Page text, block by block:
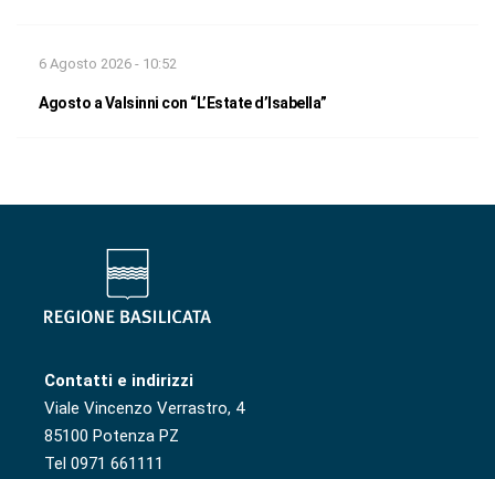
6 Agosto 2026 - 10:52
Agosto a Valsinni con “L’Estate d’Isabella”
Contatti e indirizzi
Viale Vincenzo Verrastro, 4
85100 Potenza PZ
Tel 0971 661111